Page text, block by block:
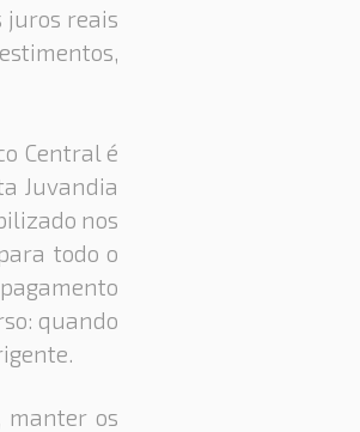
juros reais
Central é
Juvandia
nos
todo o
quando
manter os